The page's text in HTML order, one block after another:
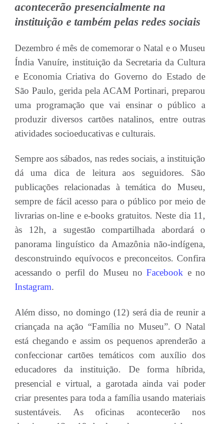
acontecerão presencialmente na
instituição e também pelas redes sociais
Dezembro é mês de comemorar o Natal e o Museu
Índia Vanuíre, instituição da Secretaria da Cultura
e Economia Criativa do Governo do Estado de
São Paulo, gerida pela ACAM Portinari, preparou
uma programação que vai ensinar o público a
produzir diversos cartões natalinos, entre outras
atividades socioeducativas e culturais.
Sempre aos sábados, nas redes sociais, a instituição
dá uma dica de leitura aos seguidores. São
publicações relacionadas à temática do Museu,
sempre de fácil acesso para o público por meio de
livrarias on-line e e-books gratuitos. Neste dia 11,
às 12h, a sugestão compartilhada abordará o
panorama linguístico da Amazônia não-indígena,
desconstruindo equívocos e preconceitos. Confira
acessando o perfil do Museu no Facebook e no
Instagram.
Além disso, no domingo (12) será dia de reunir a
criançada na ação “Família no Museu”. O Natal
está chegando e assim os pequenos aprenderão a
confeccionar cartões temáticos com auxílio dos
educadores da instituição. De forma híbrida,
presencial e virtual, a garotada ainda vai poder
criar presentes para toda a família usando materiais
sustentáveis. As oficinas acontecerão nos